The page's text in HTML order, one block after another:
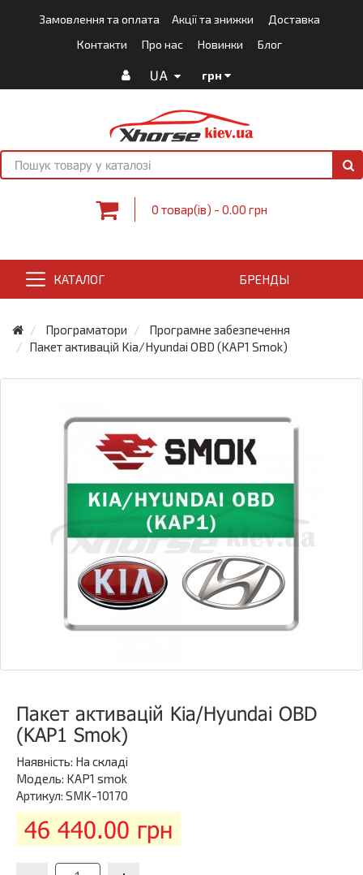
Замовлення та оплата Акції та знижки
Доставка
Контакти
Про нас Новинки Блог
UA грн
0 товар(ів) - 0.00 грн
КАТАЛОГ БРЕНДЫ
Програматори
Програмне забезпечення
Пакет активацій Kia/Hyundai OBD (KAP1 Smok)
Пакет активацій Kia/Hyundai OBD
(KAP1 Smok)
Наявність: На складі
Модель: KAP1 smok
Артикул: SMK-10170
46 440.00 грн